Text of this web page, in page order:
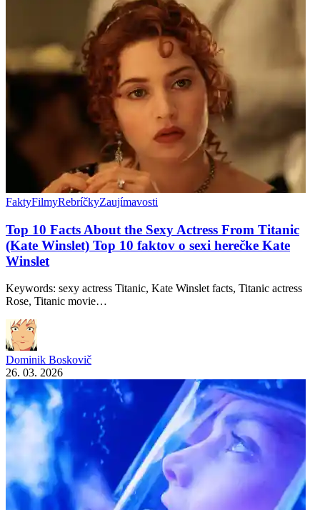
FaktyFilmyRebríčkyZaujímavosti
Top 10 Facts About the Sexy Actress From Titanic
(Kate Winslet) Top 10 faktov o sexi herečke Kate
Winslet
Keywords: sexy actress Titanic, Kate Winslet facts, Titanic actress
Rose, Titanic movie…
Dominik Boskovič
26. 03. 2026